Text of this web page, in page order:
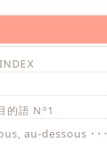
的語 Nº1
au-dessous ･･･